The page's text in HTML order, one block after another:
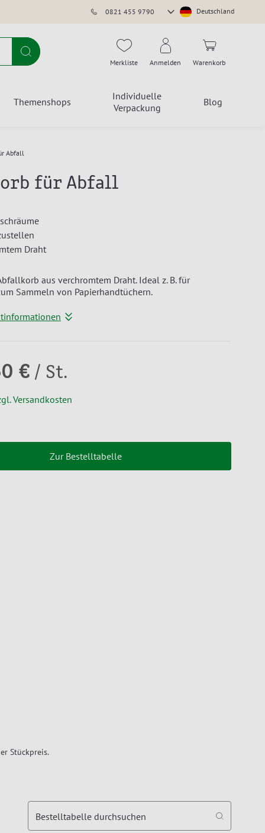
0821 455 9790
Store
Deutschland
Suche Merkliste Anmelden Warenkorb
Themenshops
Individuelle
Verpackung
Blog
Abfall
für Abfall
Draht
aus verchromtem Draht. Ideal z. B. für
Sammeln von Papierhandtüchern.
€ / St.
Versandkosten
Zur Bestelltabelle
Stückpreis.
Bestelltabelle durchsuchen